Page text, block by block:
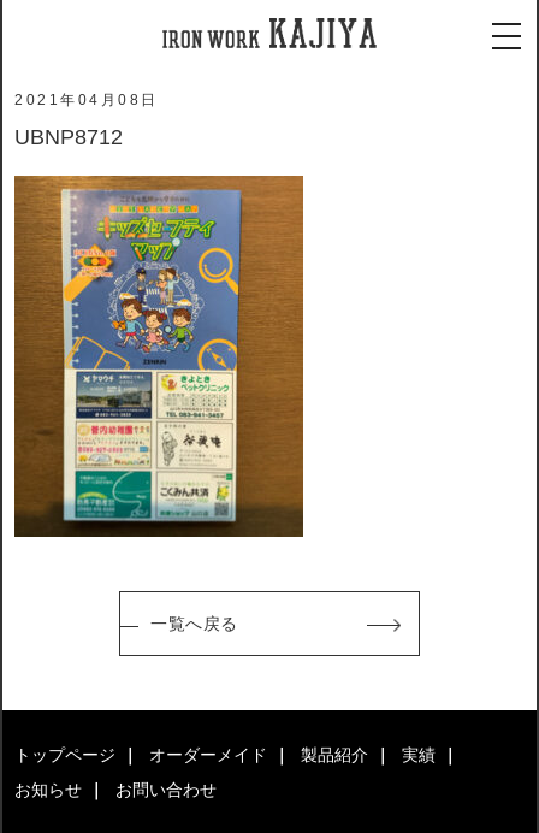
2021年04月08日
UBNP8712
一覧へ戻る
トップページ オーダーメイド 製品紹介
実績
お知らせ
お問い合わせ